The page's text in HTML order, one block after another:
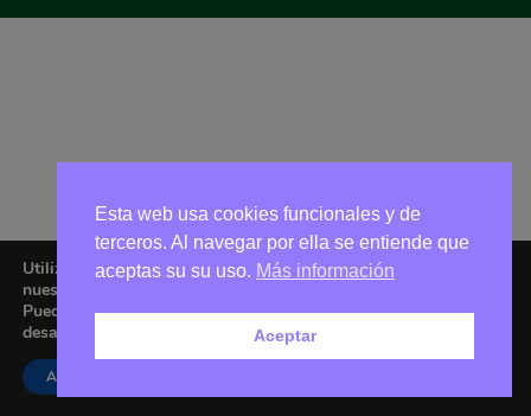
Utilizamos cookies para ofrecerte la mejor experiencia en
nuestra web.
Puedes aprender más sobre qué cookies utilizamos o
desactivarlas en los
Aceptar
Esta web usa cookies funcionales y de
terceros. Al navegar por ella se entiende que
aceptas su su uso. Más información
Aceptar